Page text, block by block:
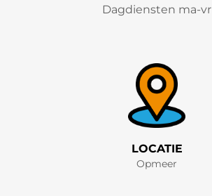
Dagdiensten ma-vr
LOCATIE
Opmeer